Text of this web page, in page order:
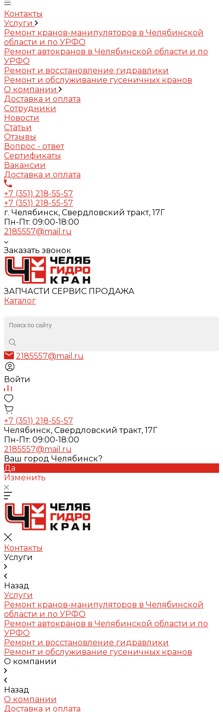
Контакты
Услуги
Ремонт кранов-манипуляторов в Челябинской
области и по УРФО
Ремонт автокранов в Челябинской области и по
УРФО
Ремонт и восстановление гидравлики
Ремонт и обслуживание гусеничных кранов
О компании
Доставка и оплата
Сотрудники
Новости
Статьи
Отзывы
Вопрос - ответ
Сертификаты
Вакансии
Доставка и оплата
+7 (351) 218-55-57
+7 (351) 218-55-57
г. Челябинск, Свердловский тракт, 17Г
Пн-Пт: 09:00-18:00
2185557@mail.ru
Заказать звонок
ЗАПЧАСТИ СЕРВИС ПРОДАЖА
Каталог
2185557@mail.ru
Войти
+7 (351) 218-55-57
Челябинск, Свердловский тракт, 17Г
Пн-Пт: 09:00-18:00
2185557@mail.ru
Ваш город Челябинск?
Да
Изменить
Контакты
Услуги
Назад
Услуги
Ремонт кранов-манипуляторов в Челябинской
области и по УРФО
Ремонт автокранов в Челябинской области и по
УРФО
Ремонт и восстановление гидравлики
Ремонт и обслуживание гусеничных кранов
О компании
Назад
О компании
Доставка и оплата